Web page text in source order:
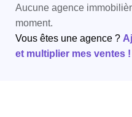
Aucune agence
moment.
Vous êtes une agence ?
et multiplier mes ventes !